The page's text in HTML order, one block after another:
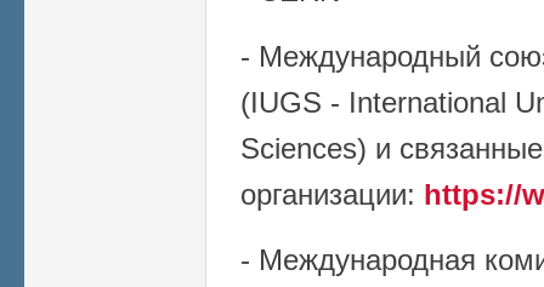
- Международный
(IUGS - International
Sciences) и
организации: https://
- Международная